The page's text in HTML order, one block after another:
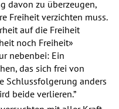
davon zu überzeugen,
Freiheit verzichten muss.
auf die Freiheit
noch Freiheit»
nebenbei: Ein
das sich frei von
Schlussfolgerung anders
beide verlieren.”